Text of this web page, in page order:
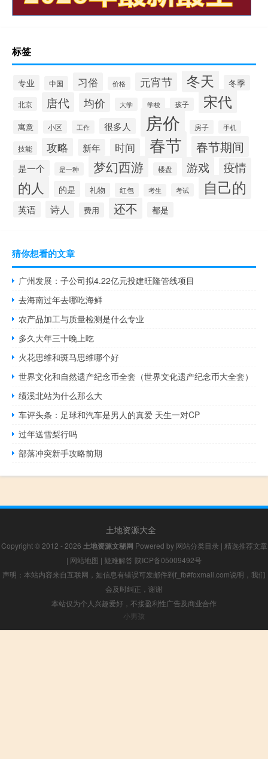
标签
专业 中国 习俗 价格 元宵节 冬天 冬季
北京 唐代 均价 大学 学校 孩子 宋代
寓意 小区 工作 很多人 房价 房子 手机
技能 攻略 新年 时间 春节 春节期间
是一个 是一种 梦幻西游 楼盘 游戏 疫情
的人 的是 礼物 红包 考生 考试 自己的
英语 诗人 费用 还不 都是
猜你想看的文章
广州发展：子公司拟4.22亿元投建旺隆管线项目
去海南过年去哪吃海鲜
农产品加工与质量检测是什么专业
多久大年三十晚上吃
火花思维和斑马思维哪个好
世界文化和自然遗产纪念币全套（世界文化遗产纪念币大全套）
绩溪北站为什么那么大
车评头条：足球和汽车是男人的真爱 天生一对CP
过年送雪梨行吗
部落冲突新手攻略前期
土地资源大全
Copyright © 2012 - 2026 土地资源文秘网 Powered by 网站分类目录 | 精选推荐文章
| 网站地图 | 疑难解答 陕ICP备05009492号
声明：本站内容来自互联网，如信息有错误可发邮件到f_fb#foxmail.com说明，我们
会及时纠正，谢谢
本站仅为个人兴趣爱好，不接盈利性广告及商业合作
小男孩